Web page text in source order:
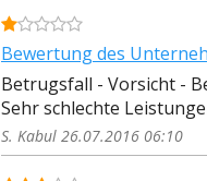
Bewertung des
Betrugsfall - Vorsicht -
Sehr schlechte
S. Kabul 26.07.2016 06:10